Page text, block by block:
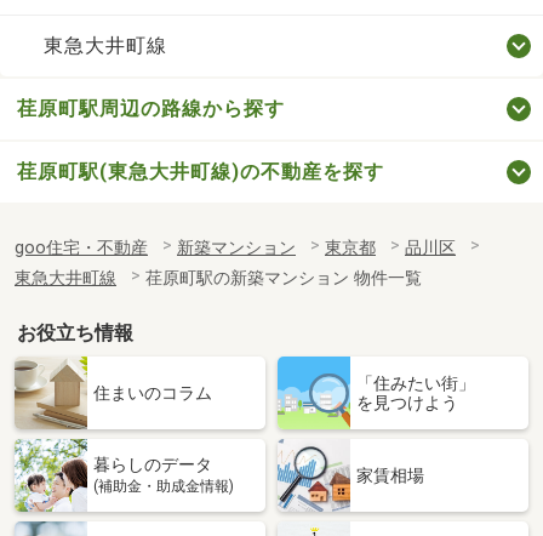
東急大井町線
荏原町駅周辺の路線から探す
荏原町駅(東急大井町線)の不動産を探す
goo住宅・不動産 新築マンション 東京都
品川区
東急大井町線
荏原町駅の新築マンション 物件一覧
お役立ち情報
住まいのコラム
「住みたい街」
を見つけよう
暮らしのデータ
(補助金・助成金情報)
家賃相場